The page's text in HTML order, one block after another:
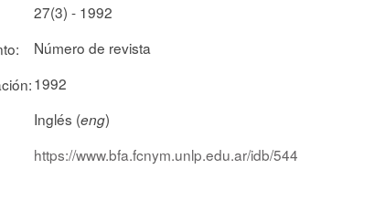
27(3) - 1992
Número de revista
1992
Inglés (eng)
https://www.bfa.fcnym.unlp.edu.ar/idb/544